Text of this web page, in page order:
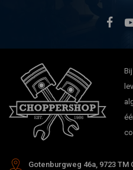
Gotenburgweg 46a, 9723